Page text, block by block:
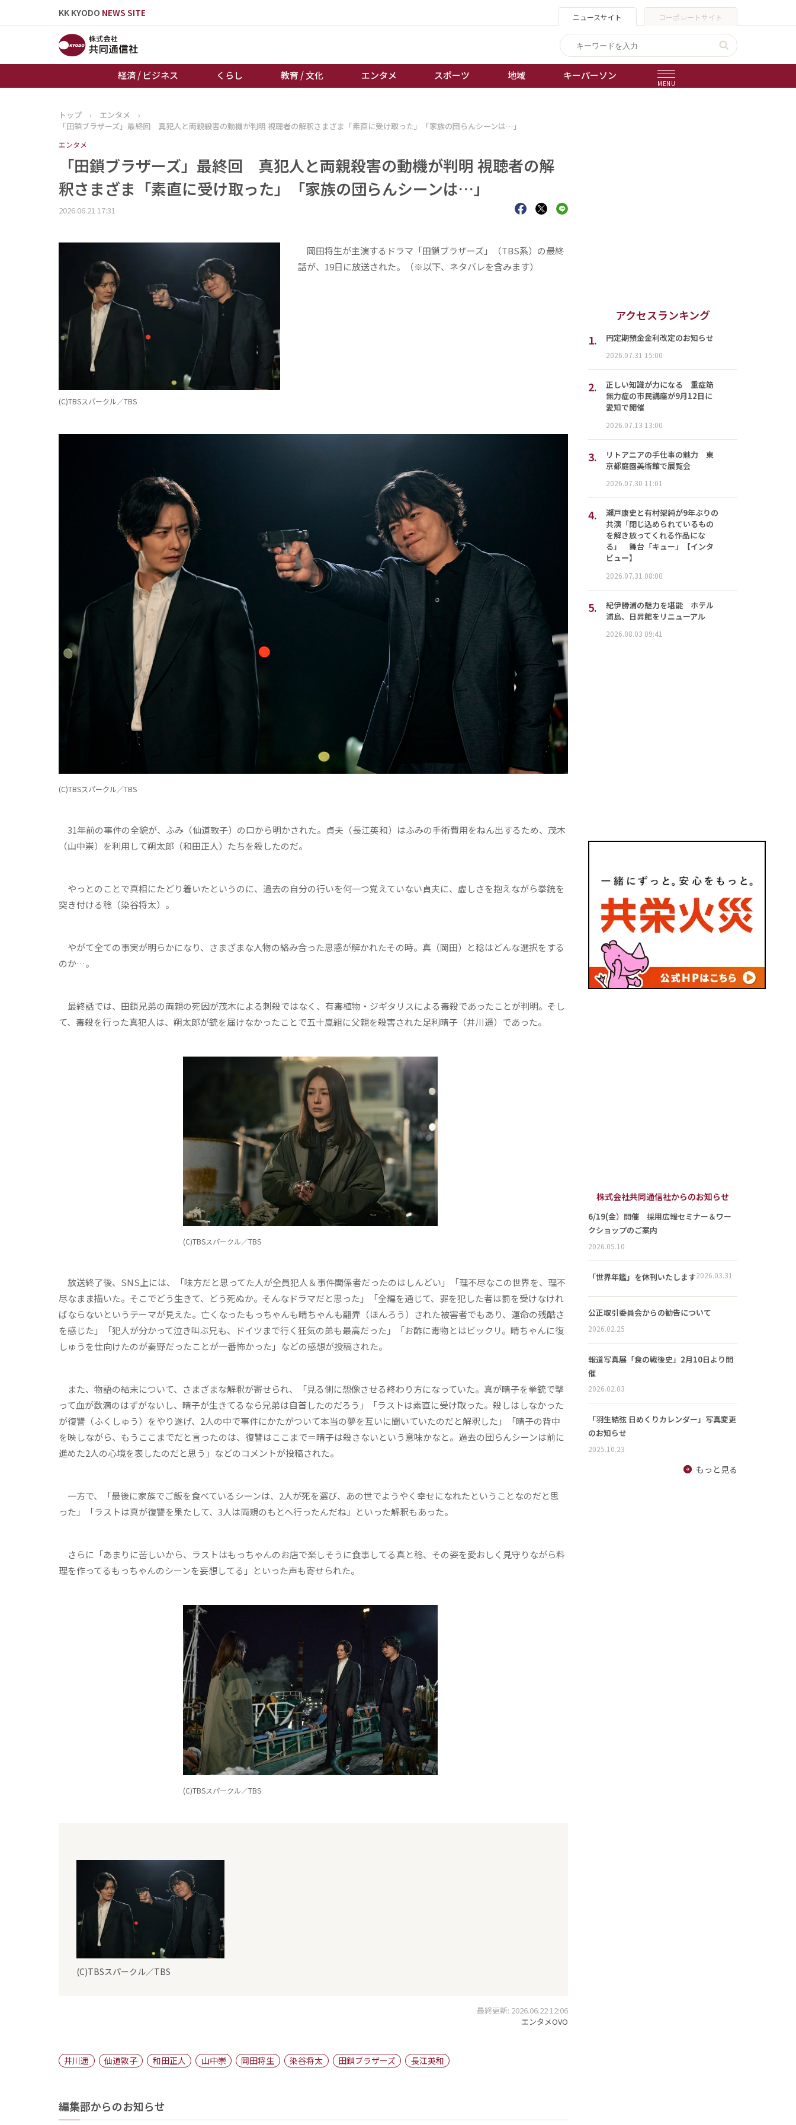
KK KYODO NEWS SITE ニュースサイト コーポレートサイト
経済 / ビジネス くらし 教育 / 文化 エンタメ スポーツ 地域 キーパーソン
MENU
トップページ
エンタメ
スポーツ
競輪
ボートレース
トップ › エンタメ
›
「田鎖ブラザーズ」最終回 真犯人と両親殺害の動機が判明 視聴者の解釈さまざま「素直に受け取った」「家族の団らんシーンは…」
エンタメ
「田鎖ブラザーズ」最終回 真犯人と両親殺害の動機が判明 視聴者の解
釈さまざま「素直に受け取った」「家族の団らんシーンは…」
2026.06.21 17:31
(C)TBSスパークル／TBS
岡田将生が主演するドラマ「田鎖ブラザーズ」（TBS系）の最終
話が、19日に放送された。（※以下、ネタバレを含みます）
(C)TBSスパークル／TBS
31年前の事件の全貌が、ふみ（仙道敦子）の口から明かされた。貞夫（長江英和）はふみの手術費用をねん出するため、茂木
（山中崇）を利用して朔太郎（和田正人）たちを殺したのだ。
やっとのことで真相にたどり着いたというのに、過去の自分の行いを何一つ覚えていない貞夫に、虚しさを抱えながら拳銃を
突き付ける稔（染谷将太）。
やがて全ての事実が明らかになり、さまざまな人物の絡み合った思惑が解かれたその時。真（岡田）と稔はどんな選択をする
のか…。
最終話では、田鎖兄弟の両親の死因が茂木による刺殺ではなく、有毒植物・ジギタリスによる毒殺であったことが判明。そし
て、毒殺を行った真犯人は、朔太郎が銃を届けなかったことで五十嵐組に父親を殺害された足利晴子（井川遥）であった。
(C)TBSスパークル／TBS
放送終了後、SNS上には、「味方だと思ってた人が全員犯人＆事件関係者だったのはしんどい」「理不尽なこの世界を、理不
尽なまま描いた。そこでどう生きて、どう死ぬか。そんなドラマだと思った」「全編を通じて、罪を犯した者は罰を受けなけれ
ばならないというテーマが見えた。亡くなったもっちゃんも晴ちゃんも翻弄（ほんろう）された被害者でもあり、運命の残酷さ
を感じた」「犯人が分かって泣き叫ぶ兄も、ドイツまで行く狂気の弟も最高だった」「お酢に毒物とはビックリ。晴ちゃんに復
しゅうを仕向けたのが秦野だったことが一番怖かった」などの感想が投稿された。
また、物語の結末について、さまざまな解釈が寄せられ、「見る側に想像させる終わり方になっていた。真が晴子を拳銃で撃
って血が数滴のはずがないし、晴子が生きてるなら兄弟は自首したのだろう」「ラストは素直に受け取った。殺しはしなかった
が復讐（ふくしゅう）をやり遂げ、2人の中で事件にかたがついて本当の夢を互いに聞いていたのだと解釈した」「晴子の背中
を映しながら、もうここまでだと言ったのは、復讐はここまで＝晴子は殺さないという意味かなと。過去の団らんシーンは前に
進めた2人の心境を表したのだと思う」などのコメントが投稿された。
一方で、「最後に家族でご飯を食べているシーンは、2人が死を選び、あの世でようやく幸せになれたということなのだと思
った」「ラストは真が復讐を果たして、3人は両親のもとへ行ったんだね」といった解釈もあった。
さらに「あまりに苦しいから、ラストはもっちゃんのお店で楽しそうに食事してる真と稔、その姿を愛おしく見守りながら料
理を作ってるもっちゃんのシーンを妄想してる」といった声も寄せられた。
(C)TBSスパークル／TBS
(C)TBSスパークル／TBS
最終更新: 2026.06.22 12:06
エンタメOVO
井川遥 仙道敦子 和田正人 山中崇 岡田将生 染谷将太 田鎖ブラザーズ 長江英和
編集部からのお知らせ
アクセスランキング
1.
円定期預金金利改定のお知らせ
2026.07.31 15:00
2.
正しい知識が力になる 重症筋
無力症の市民講座が9月12日に
愛知で開催
2026.07.13 13:00
3.
リトアニアの手仕事の魅力 東
京都庭園美術館で展覧会
2026.07.30 11:01
4.
瀬戸康史と有村架純が9年ぶりの
共演「閉じ込められているもの
を解き放ってくれる作品にな
る」 舞台「キュー」【インタ
ビュー】
2026.07.31 08:00
5.
紀伊勝浦の魅力を堪能 ホテル
浦島、日昇館をリニューアル
2026.08.03 09:41
株式会社共同通信社からのお知らせ
6/19(金）開催 採用広報セミナー＆ワー
クショップのご案内
2026.05.10
「世界年鑑」を休刊いたします2026.03.31
公正取引委員会からの勧告について
2026.02.25
報道写真展「食の戦後史」2月10日より開
催
2026.02.03
「羽生結弦 日めくりカレンダー」写真変更
のお知らせ
2025.10.23
もっと見る